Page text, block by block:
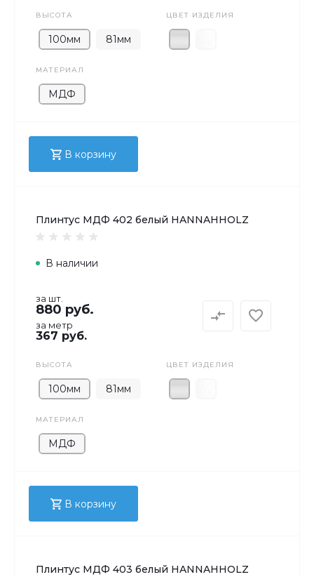
ВЫСОТА
100мм 81мм
ЦВЕТ ИЗДЕЛИЯ
МАТЕРИАЛ
МДФ
В корзину
Плинтус МДФ 402 белый HANNAHHOLZ
В наличии
за шт.
880 руб.
за метр
367 руб.
ВЫСОТА
100мм 81мм
ЦВЕТ ИЗДЕЛИЯ
МАТЕРИАЛ
МДФ
В корзину
Плинтус МДФ 403 белый HANNAHHOLZ